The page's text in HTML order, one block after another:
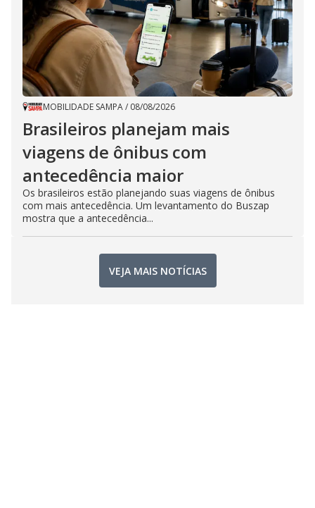
MOBILIDADE SAMPA/ 08/08/2026
Brasileiros planejam mais
viagens de ônibus com
antecedência maior
Os brasileiros estão planejando suas viagens de ônibus
com mais antecedência. Um levantamento do Buszap
mostra que a antecedência...
VEJA MAIS NOTÍCIAS